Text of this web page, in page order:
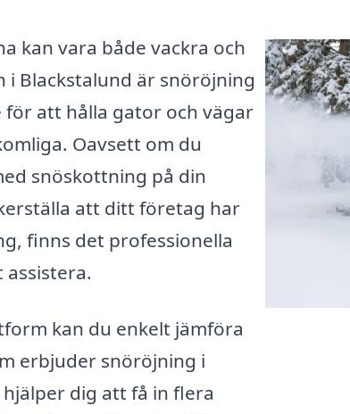
kan vara både vackra och
i Blackstalund är snöröjning
för att hålla gator och vägar
Oavsett om du
snöskottning på din
att ditt företag har
finns det professionella
kan du enkelt jämföra
erbjuder snöröjning i
hjälper dig att få in flera